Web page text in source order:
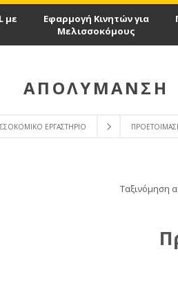
με
Εφαρμογή Κινητών για
Μελισσοκόμους
ΕΡΓΑΣΤΉΡΙΟ
ΑΠΟΛΎΜΑΝΣΗ
Ταξινόμηση